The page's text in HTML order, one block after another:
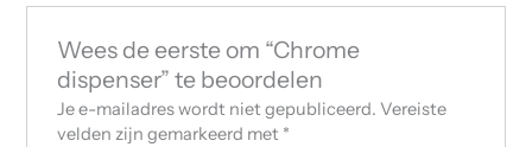
Wees de eerste om “Chrome
dispenser” te beoordelen
Je e-mailadres wordt niet gepubliceerd. Vereiste
velden zijn gemarkeerd met *